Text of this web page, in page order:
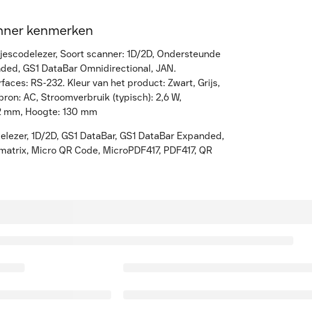
kenmerken
Soort scanner: 1D/2D, Ondersteunde
GS1 DataBar Omnidirectional, JAN.
RS-232. Kleur van het product: Zwart, Grijs,
AC, Stroomverbruik (typisch): 2,6 W,
Hoogte: 130 mm
1D/2D, GS1 DataBar, GS1 DataBar Expanded,
Micro QR Code, MicroPDF417, PDF417, QR